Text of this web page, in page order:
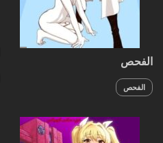
الفحص
الفحص